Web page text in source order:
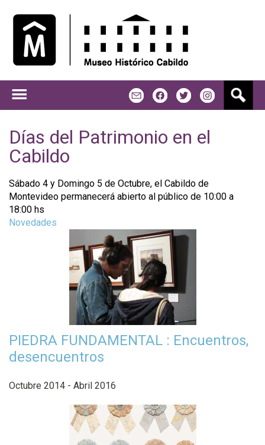
Días del Patrimonio en el
Cabildo
Sábado 4 y Domingo 5 de Octubre, el Cabildo de
Montevideo permanecerá abierto al público de 10:00 a
18:00 hs
Novedades
PIEDRA FUNDAMENTAL : Encuentros,
desencuentros
Octubre 2014 - Abril 2016
s